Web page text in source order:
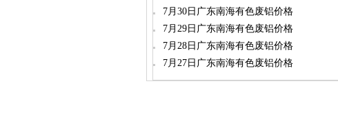
7月30日广东南海有色废铝价格
7月29日广东南海有色废铝价格
7月28日广东南海有色废铝价格
7月27日广东南海有色废铝价格